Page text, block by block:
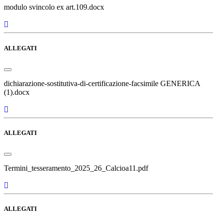
modulo svincolo ex art.109.docx
ALLEGATI
dichiarazione-sostitutiva-di-certificazione-facsimile GENERICA
(1).docx
ALLEGATI
Termini_tesseramento_2025_26_Calcioa11.pdf
ALLEGATI